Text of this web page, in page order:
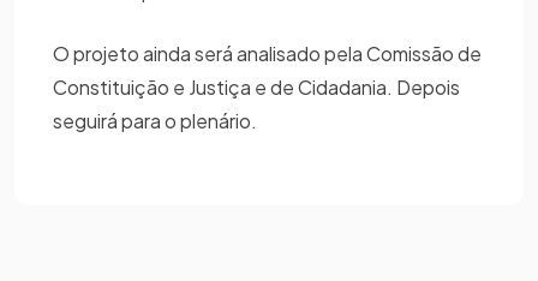
O projeto ainda será analisado pela Comissão de
Constituição e Justiça e de Cidadania. Depois
seguirá para o plenário.